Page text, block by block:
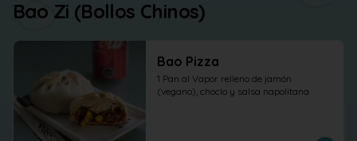
Bao Zi (Bollos Chinos)
Bao Pizza
1 Pan al Vapor relleno de jamón
(vegano), choclo y salsa napolitana